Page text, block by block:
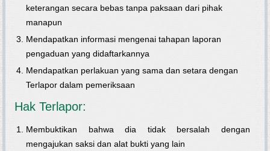
keterangan secara bebas tanpa paksaan dari pihak
manapun
3. Mendapatkan informasi mengenai tahapan laporan
pengaduan yang didaftarkannya
4. Mendapatkan perlakuan yang sama dan setara dengan
Terlapor dalam pemeriksaan
Hak Terlapor:
Membuktikan bahwa dia tidak bersalah dengan
mengajukan saksi dan alat bukti yang lain